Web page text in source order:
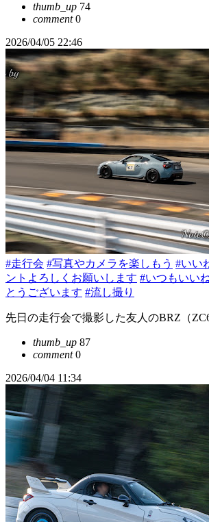
thumb_up 74
comment0
2026/04/05 22:46
#走行会 #写真やカメラを楽しもう #いい
ントよろしくお願いします #いつもいい
とうございます #流し撮り
先日の走行会で撮影した友人のBRZ（
thumb_up 87
comment0
2026/04/04 11:34